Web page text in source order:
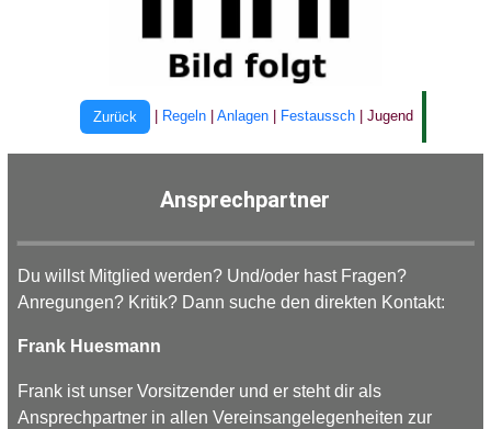
Zurück | Regeln| Anlagen| Festaussch| Jugend
Ansprechpartner
Du willst Mitglied werden? Und/oder hast Fragen?
Anregungen? Kritik? Dann suche den direkten Kontakt:
Frank Huesmann
Frank ist unser Vorsitzender und er steht dir als
Ansprechpartner in allen Vereinsangelegenheiten zur